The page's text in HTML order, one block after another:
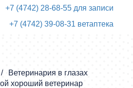
+7 (4742) 28-68-55 для записи
+7 (4742) 39-08-31 ветаптека
Ветеринария в глазах
хороший ветеринар